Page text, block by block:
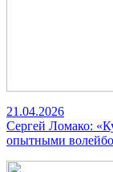
21.04.2026
Сергей Ломако:
опытными